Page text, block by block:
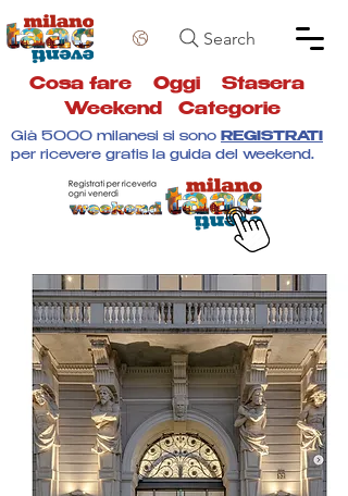
Search
Cosa fare Oggi Stasera
Weekend
Categorie
Già 5000 milanesi si sono REGISTRATI
per ricevere gratis la guida del weekend.